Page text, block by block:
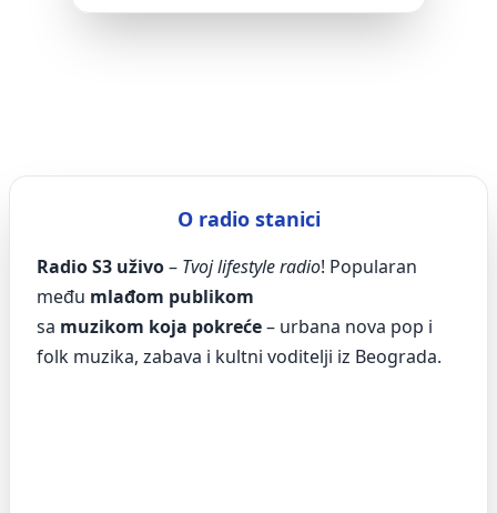
O radio stanici
Radio S3 uživo– Tvoj lifestyle radio! Popularan
među mlađom publikom
sa muzikom koja pokreće– urbana nova pop i
folk muzika, zabava i kultni voditelji iz Beograda.